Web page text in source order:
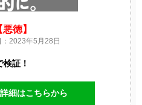
悪徳】
2023年5月28日
証！
細はこちらから